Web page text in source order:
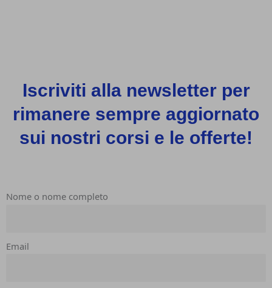
Iscriviti alla newsletter per
rimanere sempre aggiornato
sui nostri corsi e le offerte!
Nome o nome completo
Email